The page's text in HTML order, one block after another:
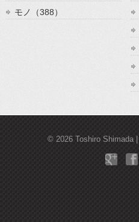
モノ（388）
© 2026Toshiro Shimada